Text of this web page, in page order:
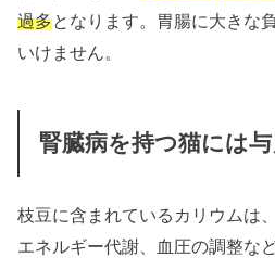
過多となります。胃腸に大きな
いけません。
腎臓病を持つ猫には
枝豆に含まれているカリウムは
エネルギー代謝、血圧の調整な